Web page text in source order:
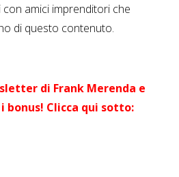
amici imprenditori che
di questo contenuto.
di Frank Merenda e
i bonus! Clicca qui sotto: